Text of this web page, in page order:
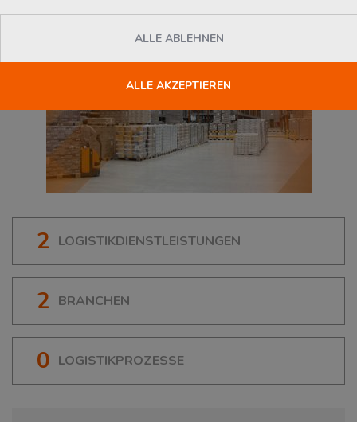
2 LOGISTIKDIENSTLEISTUNGEN
2 BRANCHEN
0 LOGISTIKPROZESSE
ALLE ABLEHNEN
ALLE AKZEPTIEREN